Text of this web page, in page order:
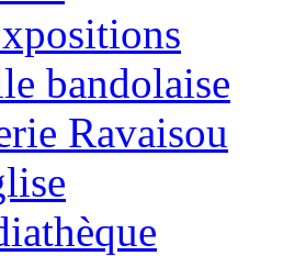
bandolaise
Ravaisou